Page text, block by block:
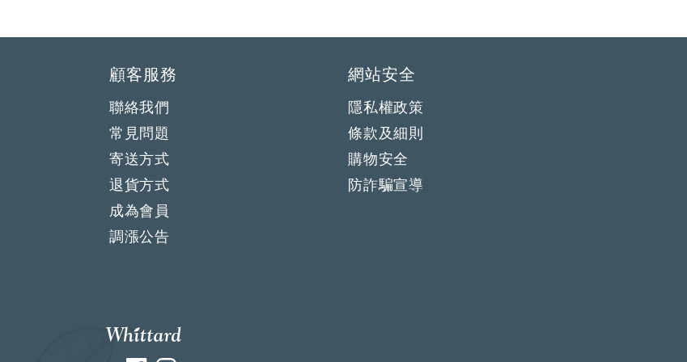
顧客服務
聯絡我們
常見問題
寄送方式
退貨方式
成為會員
調漲公告
網站安全
隱私權政策
條款及細則
購物安全
防詐騙宣導